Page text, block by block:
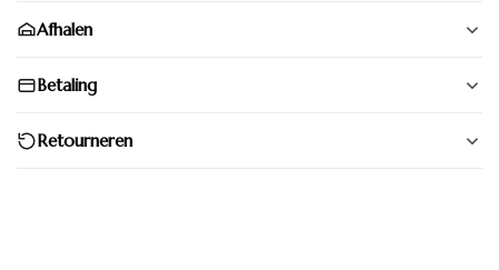
Afhalen
Betaling
Retourneren